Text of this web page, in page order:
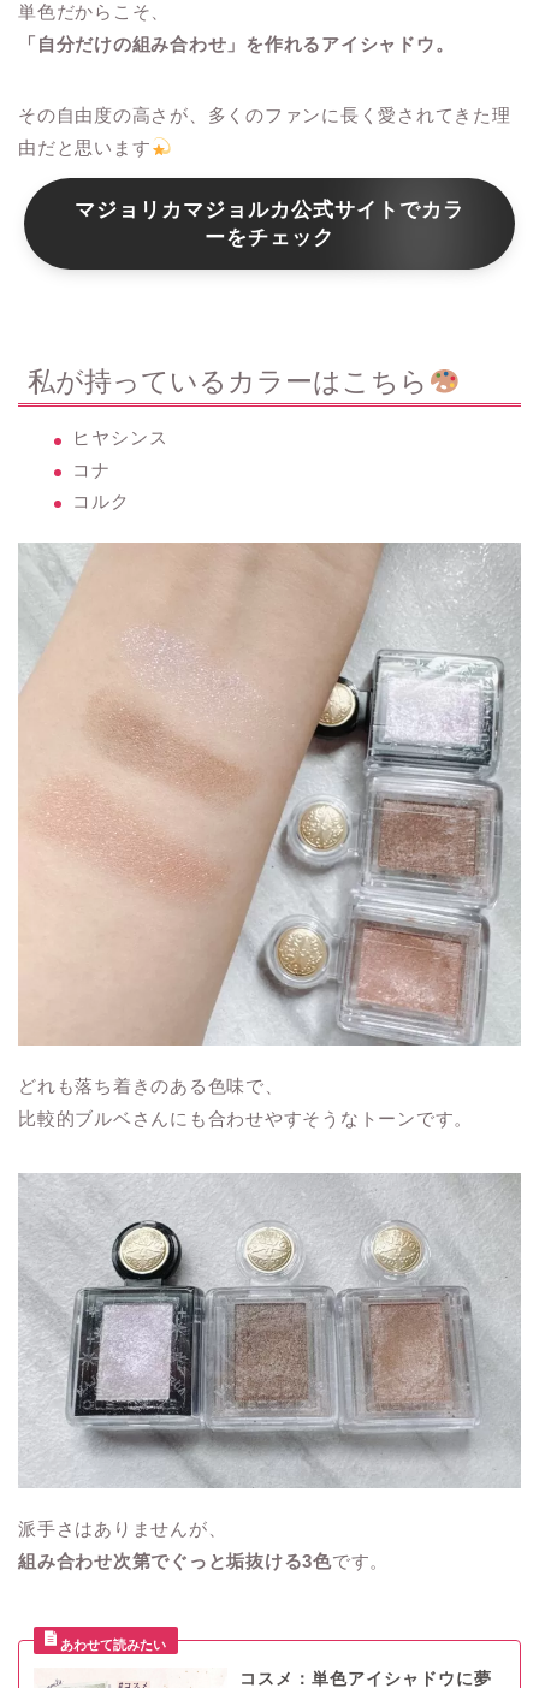
単色だからこそ、
「自分だけの組み合わせ」を作れるアイシャドウ。
その自由度の高さが、多くのファンに長く愛されてきた理
由だと思います
マジョリカマジョルカ公式サイトでカラ
ーをチェック
私が持っているカラーはこちら
ヒヤシンス
コナ
コルク
どれも落ち着きのある色味で、
比較的ブルベさんにも合わせやすそうなトーンです。
派手さはありませんが、
組み合わせ次第でぐっと垢抜ける3色です。
コスメ：単色アイシャドウに夢